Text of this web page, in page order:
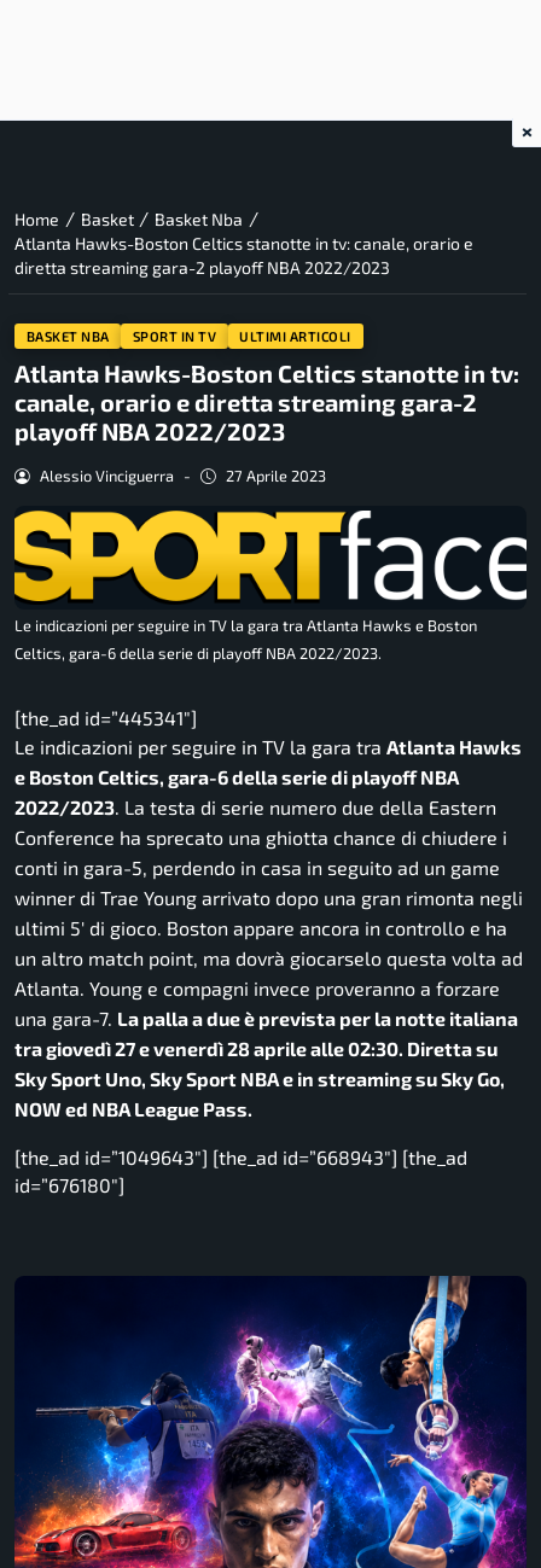
Home / Basket / Basket Nba /
Atlanta Hawks-Boston Celtics stanotte in tv: canale, orario e
diretta streaming gara-2 playoff NBA 2022/2023
BASKET NBA SPORT IN TV ULTIMI ARTICOLI
Atlanta Hawks-Boston Celtics stanotte in tv:
canale, orario e diretta streaming gara-2
playoff NBA 2022/2023
Alessio Vinciguerra - 27 Aprile 2023
Le indicazioni per seguire in TV la gara tra Atlanta Hawks e Boston
Celtics, gara-6 della serie di playoff NBA 2022/2023.
[the_ad id=”445341″]
Le indicazioni per seguire in TV la gara tra Atlanta Hawks
e Boston Celtics, gara-6 della serie di playoff NBA
2022/2023 . La testa di serie numero due della Eastern
Conference ha sprecato una ghiotta chance di chiudere i
conti in gara-5, perdendo in casa in seguito ad un game
winner di Trae Young arrivato dopo una gran rimonta negli
ultimi 5′ di gioco. Boston appare ancora in controllo e ha
un altro match point, ma dovrà giocarselo questa volta ad
Atlanta. Young e compagni invece proveranno a forzare
una gara-7. La palla a due è prevista per la notte italiana
tra giovedì 27 e venerdì 28 aprile alle 02:30. Diretta su
Sky Sport Uno, Sky Sport NBA e in streaming su Sky Go,
NOW ed NBA League Pass.
[the_ad id=”1049643″] [the_ad id=”668943″] [the_ad
id=”676180″]
×